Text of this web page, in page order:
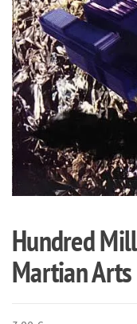
Hundred
Martian Arts